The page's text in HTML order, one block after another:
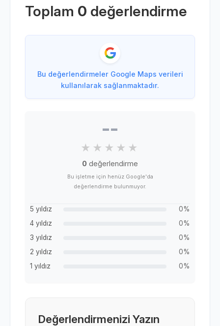
Toplam 0 değerlendirme
Bu değerlendirmeler Google Maps verileri
kullanılarak sağlanmaktadır.
--
0 değerlendirme
Bu işletme için henüz Google'da
değerlendirme bulunmuyor.
5 yıldız
0%
4 yıldız
0%
3 yıldız
0%
2 yıldız
0%
1 yıldız
0%
Değerlendirmenizi Yazın